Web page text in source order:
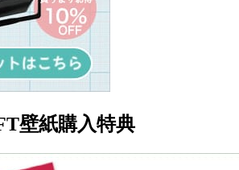
壁紙購入特典